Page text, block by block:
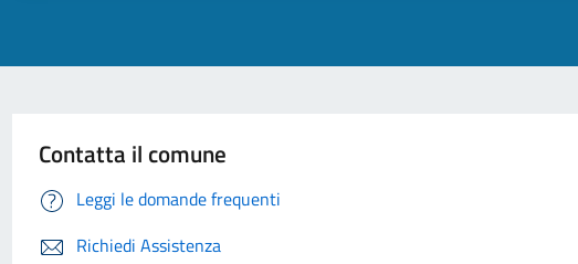
Contatta il comune
Leggi le domande frequenti
Richiedi Assistenza